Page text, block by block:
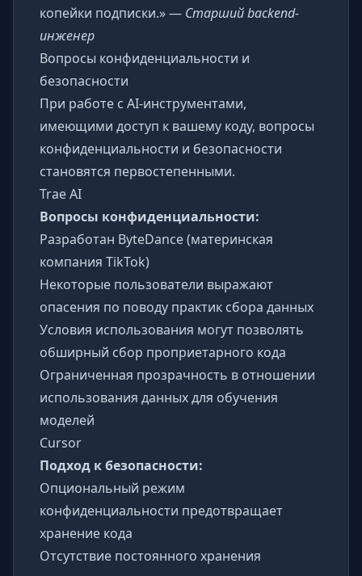
копейки подписки.» — Старший backend-
инженер
Вопросы конфиденциальности и
безопасности
При работе с AI-инструментами,
имеющими доступ к вашему коду, вопросы
конфиденциальности и безопасности
становятся первостепенными.
Trae AI
Вопросы конфиденциальности:
Разработан ByteDance (материнская
компания TikTok)
Некоторые пользователи выражают
опасения по поводу практик сбора данных
Условия использования могут позволять
обширный сбор проприетарного кода
Ограниченная прозрачность в отношении
использования данных для обучения
моделей
Cursor
Подход к безопасности:
Опциональный режим
конфиденциальности предотвращает
хранение кода
Отсутствие постоянного хранения